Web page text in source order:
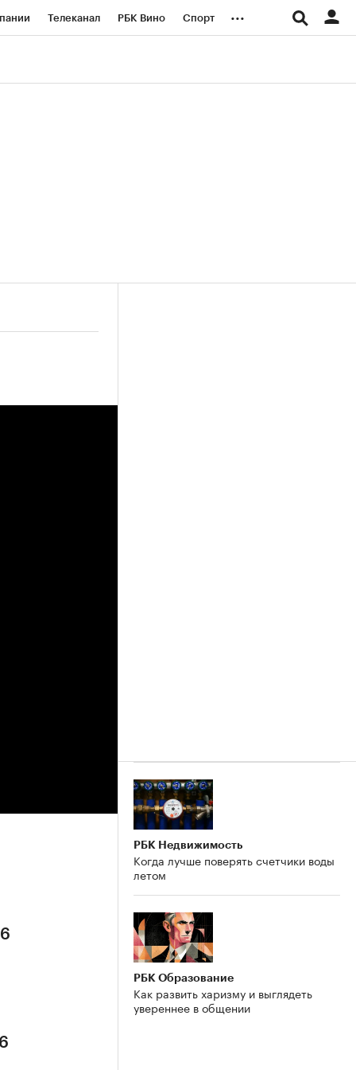
Телеканал РБК Вино Спорт ...
РБК Недвижимость
Когда лучше поверять счетчики воды
летом
РБК Образование
Как развить харизму и выглядеть
увереннее в общении